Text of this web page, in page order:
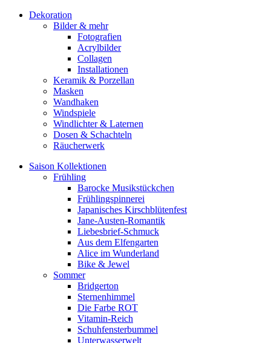
Dekoration
Bilder & mehr
Fotografien
Acrylbilder
Collagen
Installationen
Keramik & Porzellan
Masken
Wandhaken
Windspiele
Windlichter & Laternen
Dosen & Schachteln
Räucherwerk
Saison Kollektionen
Frühling
Barocke Musikstückchen
Frühlingspinnerei
Japanisches Kirschblütenfest
Jane-Austen-Romantik
Liebesbrief-Schmuck
Aus dem Elfengarten
Alice im Wunderland
Bike & Jewel
Sommer
Bridgerton
Sternenhimmel
Die Farbe ROT
Vitamin-Reich
Schuhfensterbummel
Unterwasserwelt